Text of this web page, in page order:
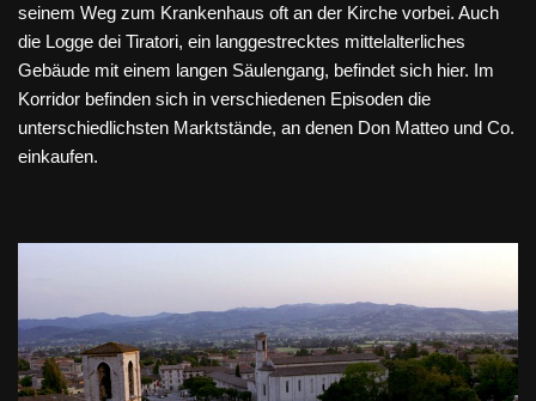
seinem Weg zum Krankenhaus oft an der Kirche vorbei. Auch
die Logge dei Tiratori, ein langgestrecktes mittelalterliches
Gebäude mit einem langen Säulengang, befindet sich hier. Im
Korridor befinden sich in verschiedenen Episoden die
unterschiedlichsten Marktstände, an denen Don Matteo und Co.
einkaufen.